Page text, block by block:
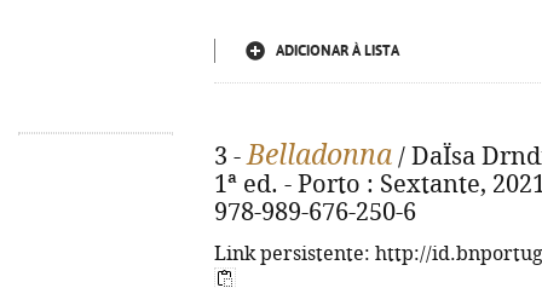
ADICIONAR À LISTA
3 -Belladonna / DaÏsa
1ª ed. - Porto : Sextante,
978-989-676-250-6
Link persistente: http://